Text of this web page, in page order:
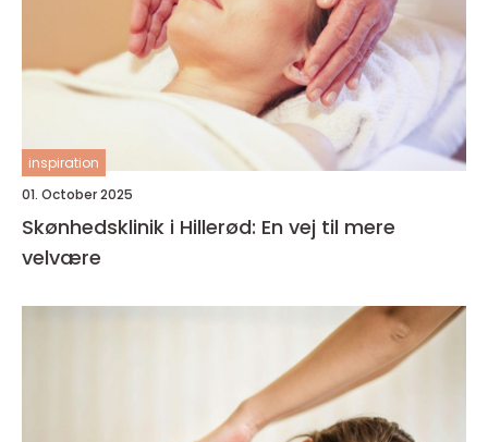
inspiration
01. October 2025
Skønhedsklinik i Hillerød: En vej til mere
velvære